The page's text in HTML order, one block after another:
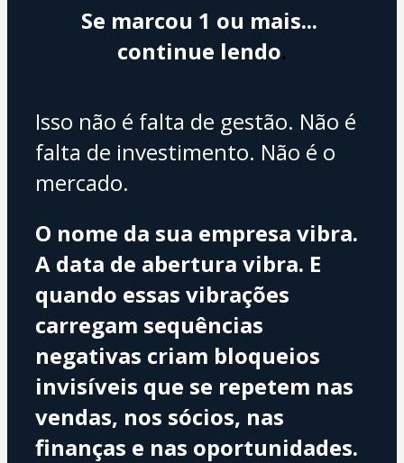
Se marcou 1 ou mais...
continue lendo.
Isso não é falta de gestão. Não é
falta de investimento. Não é o
mercado.
O nome da sua empresa vibra.
A data de abertura vibra. E
quando essas vibrações
carregam sequências
negativas criam bloqueios
invisíveis que se repetem nas
vendas, nos sócios, nas
finanças e nas oportunidades.